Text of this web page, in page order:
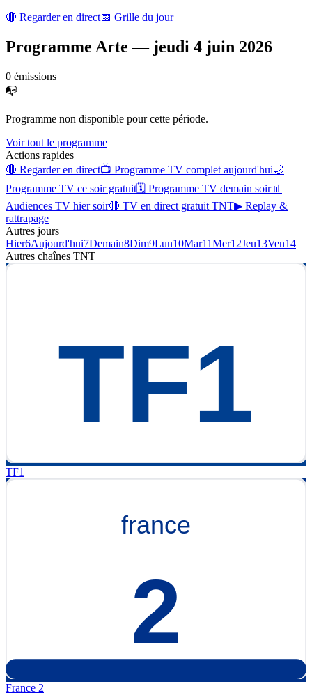
🔴 Regarder en direct📅 Grille du jour
Programme Arte — jeudi 4 juin 2026
0 émissions
📭
Programme non disponible pour cette période.
Voir tout le programme
Actions rapides
🔴 Regarder en direct📺 Programme TV complet aujourd'hui🌙
Programme TV ce soir gratuit🗓 Programme TV demain soir📊
Audiences TV hier soir🔴 TV en direct gratuit TNT▶ Replay &
rattrapage
Autres jours
Hier6Aujourd'hui7Demain8Dim9Lun10Mar11Mer12Jeu13Ven14
Autres chaînes TNT
TF1
France 2